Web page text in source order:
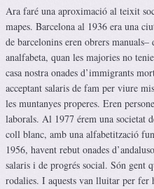
Ara faré una aproximació al teixit
mapes. Barcelona al 1936 era una
de barcelonins eren obrers
analfabeta, quan les majories no
casa nostra onades d’immigrants
acceptant salaris de fam per viure
les muntanyes properes. Eren
laborals. Al 1977 érem una societat
coll blanc, amb una alfabetització
1956, havent rebut onades
salaris i de progrés social. Són gent
rodalies. I aquests van lluitar per